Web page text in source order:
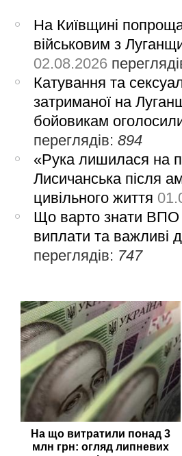
На Київщині
військовим з
02.08.2026
Катування та
затриманої на
бойовикам
переглядів:894
«Рука лишилася на
Лисичанська після
цивільного життя
Що варто знати ВПО
виплати та важливі
переглядів: 747
На що витратили понад 3
млн грн: огляд липневих